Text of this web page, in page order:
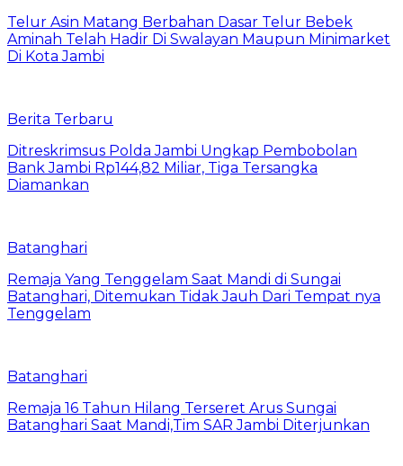
Telur Asin Matang Berbahan Dasar Telur Bebek
Aminah Telah Hadir Di Swalayan Maupun Minimarket
Di Kota Jambi
Berita Terbaru
Ditreskrimsus Polda Jambi Ungkap Pembobolan
Bank Jambi Rp144,82 Miliar, Tiga Tersangka
Diamankan
Batanghari
Remaja Yang Tenggelam Saat Mandi di Sungai
Batanghari, Ditemukan Tidak Jauh Dari Tempat nya
Tenggelam
Batanghari
Remaja 16 Tahun Hilang Terseret Arus Sungai
Batanghari Saat Mandi,Tim SAR Jambi Diterjunkan